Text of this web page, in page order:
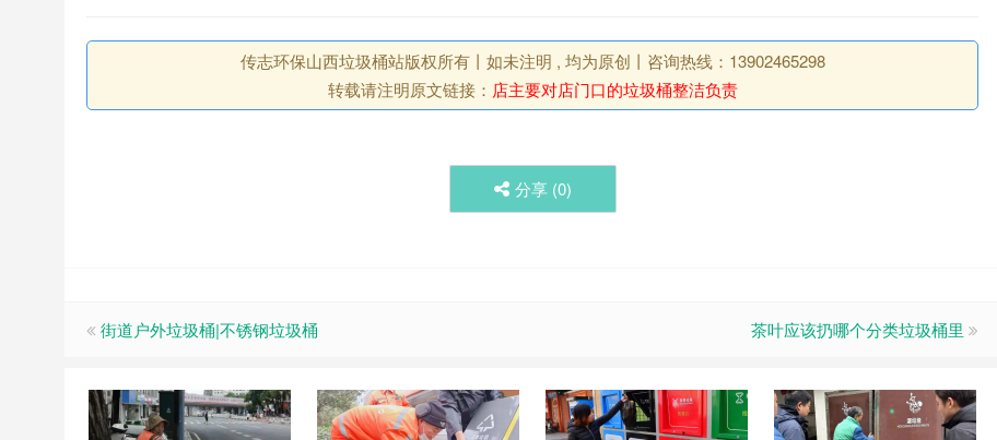
传志环保山西垃圾桶站版权所有丨如未注明 , 均为原创丨咨询热线：13902465298
转载请注明原文链接： 店主要对店门口的垃圾桶整洁负责
分享 (0)
街道户外垃圾桶|不锈钢垃圾桶 茶叶应该扔哪个分类垃圾桶里